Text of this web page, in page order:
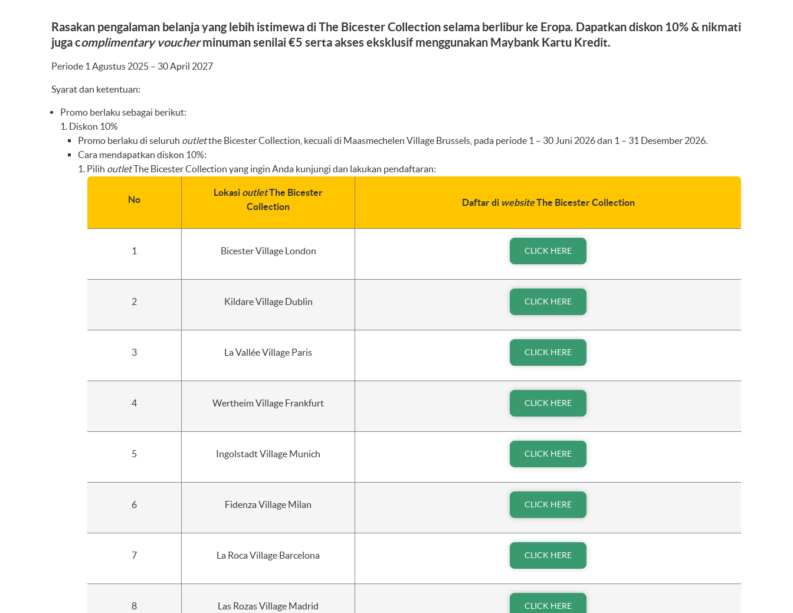
Rasakan pengalaman belanja yang lebih istimewa di The Bicester Collection selama berlibur ke Eropa. Dapatkan diskon 10% & nikmati
juga complimentary voucherminuman senilai €5 serta akses eksklusif menggunakan Maybank Kartu Kredit.
Periode 1 Agustus 2025 – 30 April 2027
Syarat dan ketentuan:
Promo berlaku sebagai berikut:
Diskon 10%
Promo berlaku di seluruh outletthe Bicester Collection, kecuali di Maasmechelen Village Brussels, pada periode 1 – 30 Juni 2026 dan 1 – 31 Desember 2026.
Cara mendapatkan diskon 10%:
Pilih outletThe Bicester Collection yang ingin Anda kunjungi dan lakukan pendaftaran:
No
Lokasi outletThe Bicester
Collection
Daftar di websiteThe Bicester Collection
1 Bicester Village London CLICK HERE
2 Kildare Village Dublin CLICK HERE
3 La Vallée Village Paris CLICK HERE
4 Wertheim Village Frankfurt CLICK HERE
5 Ingolstadt Village Munich CLICK HERE
6 Fidenza Village Milan CLICK HERE
7 La Roca Village Barcelona CLICK HERE
8 Las Rozas Village Madrid CLICK HERE